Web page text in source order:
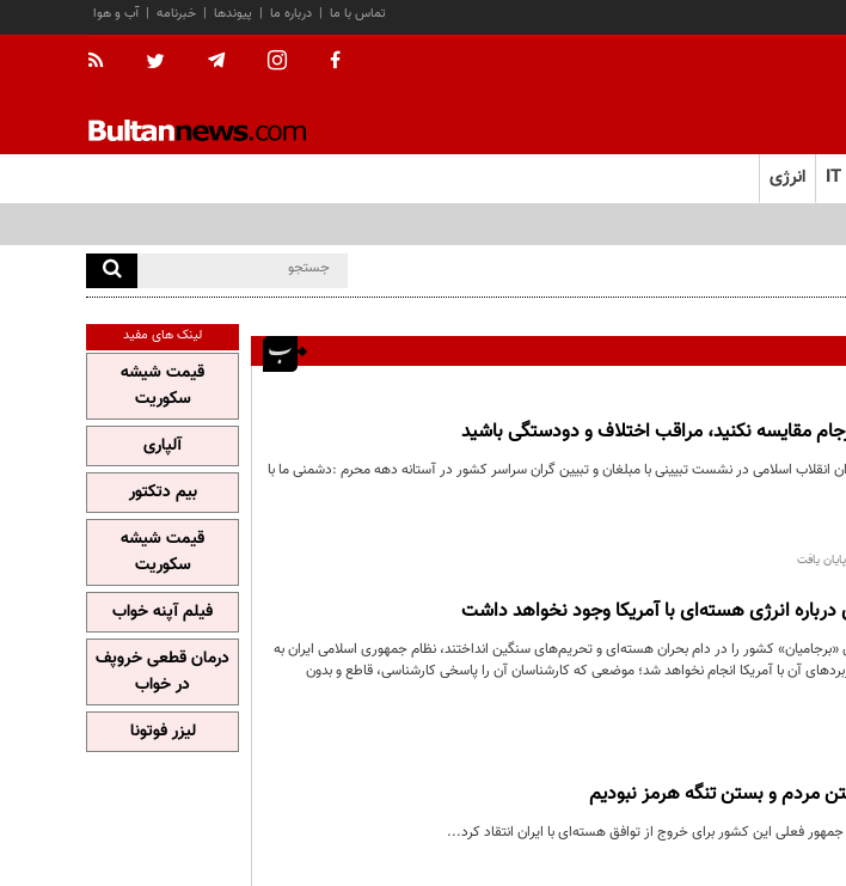
آب و هوا | خبرنامه | پیوندها | درباره ما | تماس با ما
IT انرژی
مقایسه نکنید، مراقب اختلاف و دودستگی باشید
انقلاب اسلامی در نشست تبیینی با مبلغان و تبیین گران سراسر کشور در آستانه دهه محرم :دشمنی ما با
یافت
انرژی هسته‌ای با آمریکا وجود نخواهد داشت
کشور را در دام بحران هسته‌ای و تحریم‌های سنگین انداختند، نظام جمهوری اسلامی ایران به
آن با آمریکا انجام نخواهد شد؛ موضعی که کارشناسان آن را پاسخی کارشناسی، قاطع و بدون
مردم و بستن تنگه هرمز نبودیم
فعلی این کشور برای خروج از توافق هسته‌ای با ایران انتقاد کرد...
لینک های مفید
قیمت شیشه
سکوریت
آلپاری
بیم دتکتور
قیمت شیشه
سکوریت
فیلم آپنه خواب
درمان قطعی خروپف
در خواب
لیزر فوتونا